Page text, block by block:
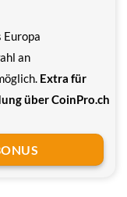
Europa
an
Extra für
über CoinPro.ch